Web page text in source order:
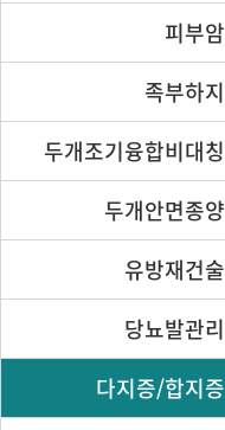
피부암
족부하지
두개조기융합비대칭
두개안면종양
유방재건술
당뇨발관리
다지증/합지증